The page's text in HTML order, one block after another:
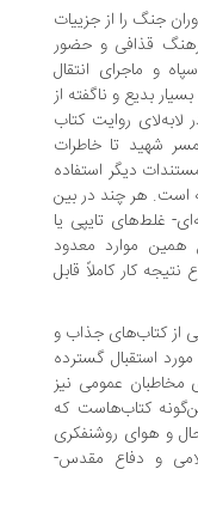
را از جزییات
و حضور
انتقال
و ناگفته از
روایت كتاب
تا خاطرات
استفاده
چند در بین
تایپی یا
معدود
کاملاً قابل
جذاب و
گسترده
عمومی نیز
کتاب‌هاست كه
روشنفكری
دفاع مقدس-